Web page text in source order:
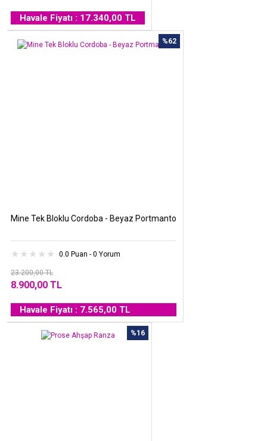
Havale Fiyatı : 17.340,00 TL
%62
Mine Tek Bloklu Cordoba - Beyaz Portmanto
0.0 Puan - 0 Yorum
23.200,00 TL
8.900,00 TL
Havale Fiyatı : 7.565,00 TL
%16